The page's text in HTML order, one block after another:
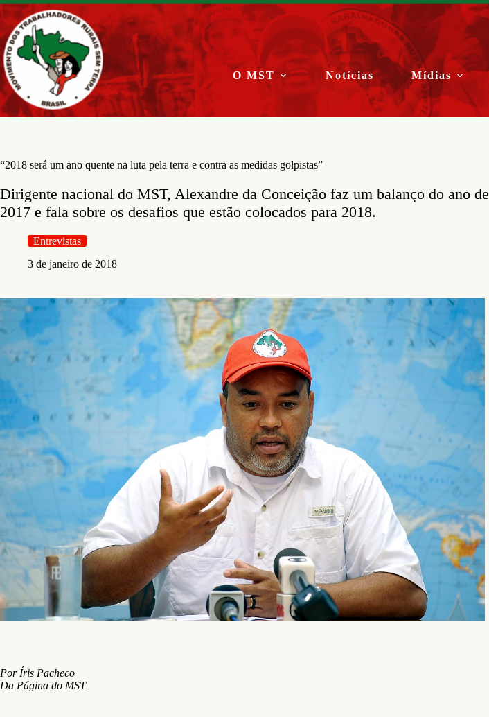
Pular
para
o
conteúdo
O MST Notícias Mídias
“2018 será um ano quente na luta pela terra e contra as medidas golpistas”
Dirigente nacional do MST, Alexandre da Conceição faz um balanço do ano de
2017 e fala sobre os desafios que estão colocados para 2018.
Entrevistas
3 de janeiro de 2018
Por Íris Pacheco
Da Página do MST